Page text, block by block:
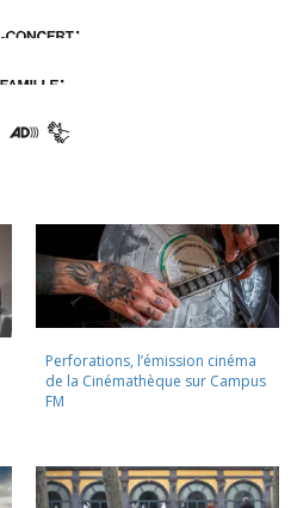
Perforations, l’émission cinéma
de la Cinémathèque sur Campus
FM